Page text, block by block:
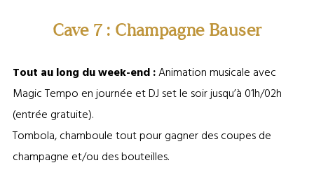
Cave 7 : Champagne Bauser
Tout au long du week-end :Animation musicale avec
Magic Tempo en journée et DJ set le soir jusqu’à 01h/02h
(entrée gratuite).
Tombola, chamboule tout pour gagner des coupes de
champagne et/ou des bouteilles.